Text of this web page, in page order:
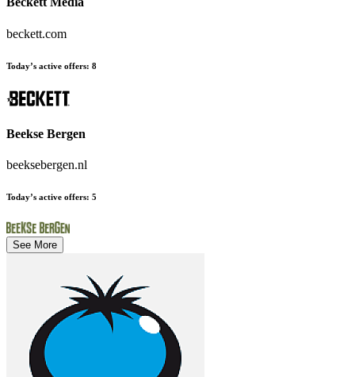
beckett.com
Today’s active offers: 8
Beekse Bergen
beeksebergen.nl
Today’s active offers: 5
See More